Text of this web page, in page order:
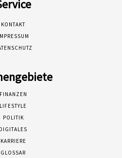
KONTAKT
FINANZEN
LIFESTYLE
POLITIK
DIGITALES
KARRIERE
GLOSSAR